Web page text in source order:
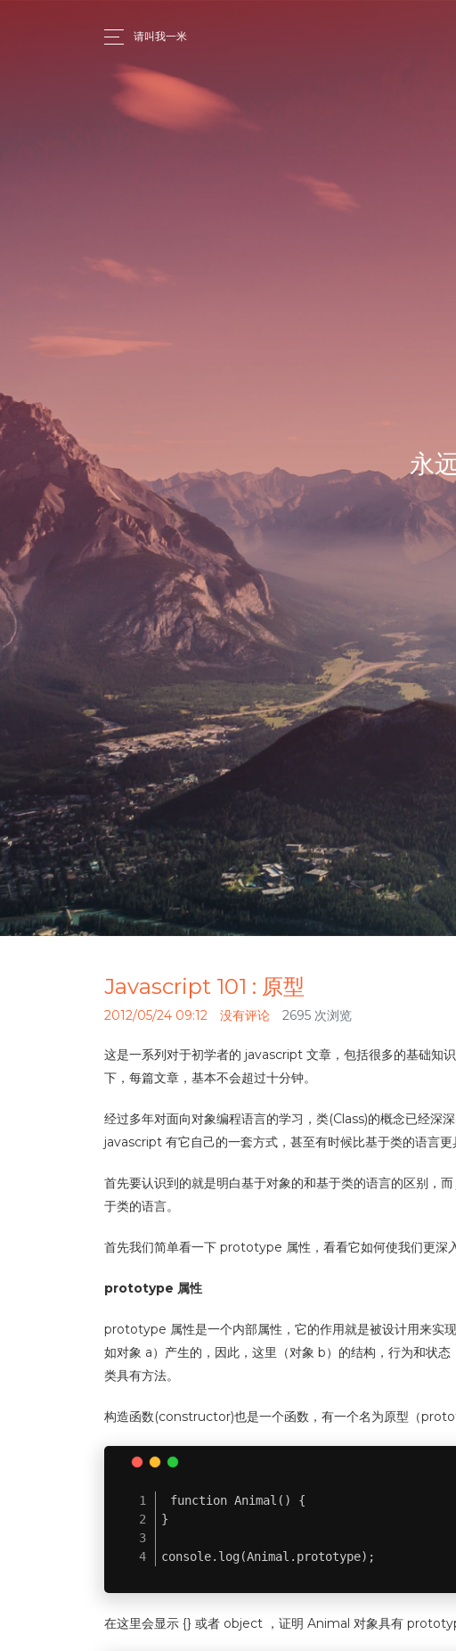
请叫我一米
永
Javascript 101 : 原型
2012/05/24 09:12 没有评论 2695 次浏览
这是一系列对于初学者的 javascript 文章，包括很多的基础知
下，每篇文章，基本不会超过十分钟。
经过多年对面向对象编程语言的学习，类(Class)的概念已经
javascript 有它自己的一套方式，甚至有时候比基于类的语言更
首先要认识到的就是明白基于对象的和基于类的语言的区别，
于类的语言。
首先我们简单看一下 prototype 属性，看看它如何使我们更深
prototype 属性
prototype 属性是一个内部属性，它的作用就是被设计用来实
如对象 a）产生的，因此，这里（对象 b）的结构，行为和状
类具有方法。
构造函数(constructor)也是一个函数，有一个名为原型（
function Animal() {
}
console.log(Animal.prototype);
在这里会显示 {} 或者 object ，证明 Animal 对象具有